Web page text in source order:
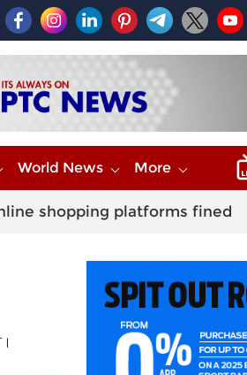
World News More
shopping platforms fined